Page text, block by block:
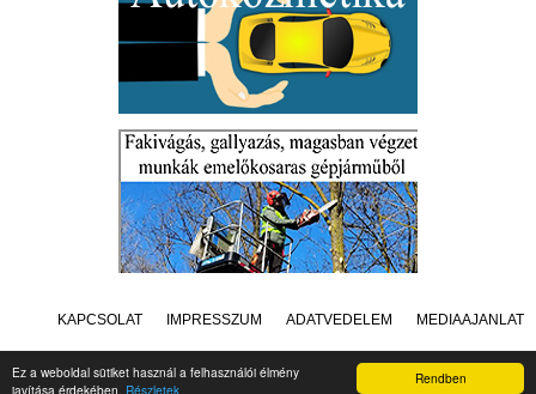
Rendben
Ez a weboldal sütiket használ a felhasználói élmény
javítása érdekében. Részletek
KAPCSOLAT IMPRESSZUM ADATVÉDELEM MÉDIAAJÁNLAT